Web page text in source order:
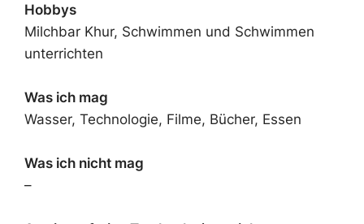
Hobbys
Milchbar Khur, Schwimmen und Schwimmen
unterrichten
Was ich mag
Wasser, Technologie, Filme, Bücher, Essen
Was ich nicht mag
–